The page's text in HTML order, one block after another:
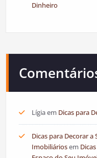
Dinheiro
Lígiaem Dicas para
Dicas para Decorar a
Imobiliáriosem